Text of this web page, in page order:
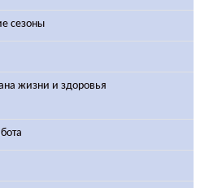
сезоны
жизни и здоровья